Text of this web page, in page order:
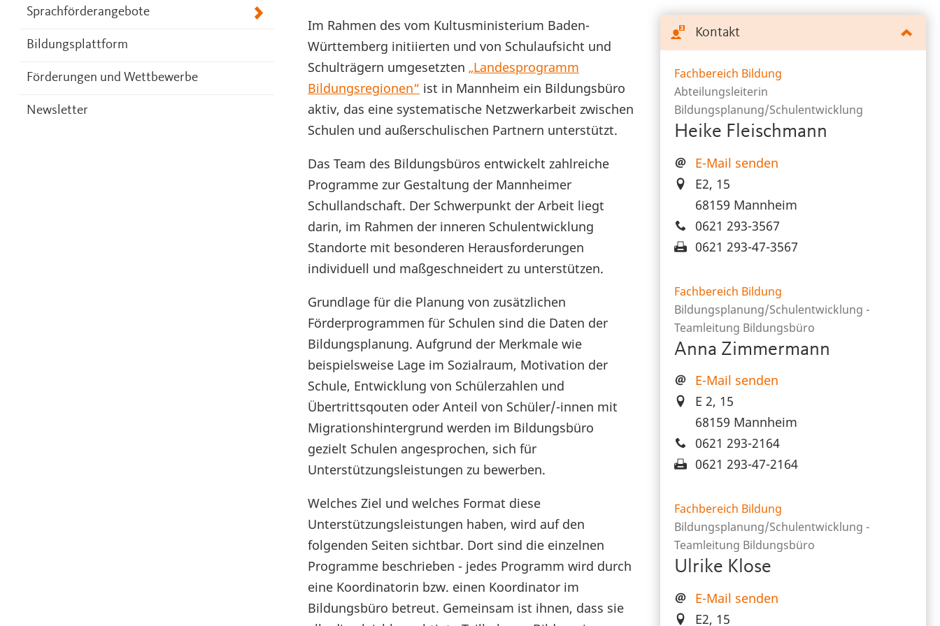
Sprachförderangebote
Bildungsplattform
Förderungen und Wettbewerbe
Newsletter
Kontakt
Fachbereich Bildung
Abteilungsleiterin
Bildungsplanung/Schulentwicklung
Heike Fleischmann
E-Mail senden
E2, 15
68159 Mannheim
0621 293-3567
0621 293-47-3567
Fachbereich Bildung
Bildungsplanung/Schulentwicklung -
Teamleitung Bildungsbüro
Anna Zimmermann
E-Mail senden
E 2, 15
68159 Mannheim
0621 293-2164
0621 293-47-2164
Fachbereich Bildung
Bildungsplanung/Schulentwicklung -
Teamleitung Bildungsbüro
Ulrike Klose
E-Mail senden
E2, 15
Im Rahmen des vom Kultusministerium Baden-
Württemberg initiierten und von Schulaufsicht und
Schulträgern umgesetzten „Landesprogramm
Bildungsregionen“ ist in Mannheim ein Bildungsbüro
aktiv, das eine systematische Netzwerkarbeit zwischen
Schulen und außerschulischen Partnern unterstützt.
Das Team des Bildungsbüros entwickelt zahlreiche
Programme zur Gestaltung der Mannheimer
Schullandschaft. Der Schwerpunkt der Arbeit liegt
darin, im Rahmen der inneren Schulentwicklung
Standorte mit besonderen Herausforderungen
individuell und maßgeschneidert zu unterstützen.
Grundlage für die Planung von zusätzlichen
Förderprogrammen für Schulen sind die Daten der
Bildungsplanung. Aufgrund der Merkmale wie
beispielsweise Lage im Sozialraum, Motivation der
Schule, Entwicklung von Schülerzahlen und
Übertrittsqouten oder Anteil von Schüler/-innen mit
Migrationshintergrund werden im Bildungsbüro
gezielt Schulen angesprochen, sich für
Unterstützungsleistungen zu bewerben.
Welches Ziel und welches Format diese
Unterstützungsleistungen haben, wird auf den
folgenden Seiten sichtbar. Dort sind die einzelnen
Programme beschrieben - jedes Programm wird durch
eine Koordinatorin bzw. einen Koordinator im
Bildungsbüro betreut. Gemeinsam ist ihnen, dass sie